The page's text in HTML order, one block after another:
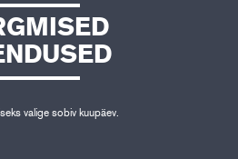
valige sobiv kuupäev.